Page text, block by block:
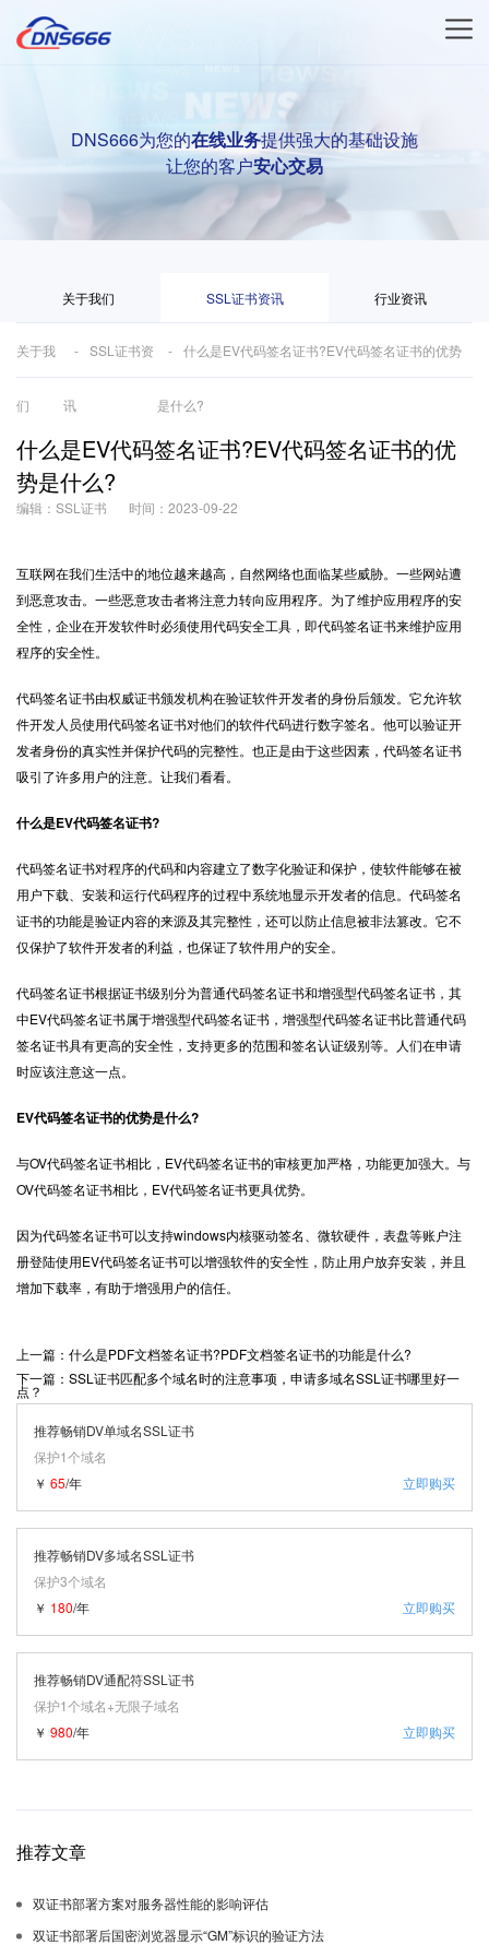
DNS666为您的在线业务提供强大的基础设施
让您的客户安心交易
关于我们 SSL证书资讯 行业资讯
关于我
们
SSL证书资
讯
什么是EV代码签名证书?EV代码签名证书的优势
是什么?
什么是EV代码签名证书?EV代码签名证书的优
势是什么?
编辑：SSL证书 时间：2023-09-22
互联网在我们生活中的地位越来越高，自然网络也面临某些威胁。一些网站遭
到恶意攻击。一些恶意攻击者将注意力转向应用程序。为了维护应用程序的安
全性，企业在开发软件时必须使用代码安全工具，即代码签名证书来维护应用
程序的安全性。
代码签名证书由权威证书颁发机构在验证软件开发者的身份后颁发。它允许软
件开发人员使用代码签名证书对他们的软件代码进行数字签名。他可以验证开
发者身份的真实性并保护代码的完整性。也正是由于这些因素，代码签名证书
吸引了许多用户的注意。让我们看看。
什么是EV代码签名证书?
代码签名证书对程序的代码和内容建立了数字化验证和保护，使软件能够在被
用户下载、安装和运行代码程序的过程中系统地显示开发者的信息。代码签名
证书的功能是验证内容的来源及其完整性，还可以防止信息被非法篡改。它不
仅保护了软件开发者的利益，也保证了软件用户的安全。
代码签名证书根据证书级别分为普通代码签名证书和增强型代码签名证书，其
中EV代码签名证书属于增强型代码签名证书，增强型代码签名证书比普通代码
签名证书具有更高的安全性，支持更多的范围和签名认证级别等。人们在申请
时应该注意这一点。
EV代码签名证书的优势是什么?
与OV代码签名证书相比，EV代码签名证书的审核更加严格，功能更加强大。与
OV代码签名证书相比，EV代码签名证书更具优势。
因为代码签名证书可以支持windows内核驱动签名、微软硬件，表盘等账户注
册登陆使用EV代码签名证书可以增强软件的安全性，防止用户放弃安装，并且
增加下载率，有助于增强用户的信任。
上一篇：什么是PDF文档签名证书?PDF文档签名证书的功能是什么?
下一篇：SSL证书匹配多个域名时的注意事项，申请多域名SSL证书哪里好一
点？
推荐畅销DV单域名SSL证书
保护1个域名
立即购买
￥ 65/年
推荐畅销DV多域名SSL证书
保护3个域名
立即购买
￥ 180/年
推荐畅销DV通配符SSL证书
保护1个域名+无限子域名
立即购买
￥ 980/年
推荐文章
双证书部署方案对服务器性能的影响评估
双证书部署后国密浏览器显示“GM”标识的验证方法